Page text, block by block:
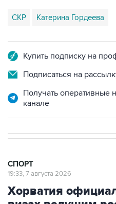
Подписаться на
Получать оперативные
Хорватия
визах ведущим
гимнасткам для